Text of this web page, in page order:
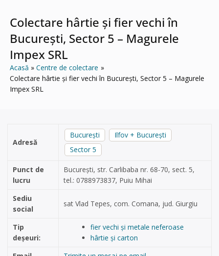
Colectare hârtie și fier vechi în
București, Sector 5 – Magurele
Impex SRL
Acasă
Centre de colectare
Colectare hârtie și fier vechi în București, Sector 5 – Magurele
Impex SRL
Adresă
București
Ilfov + București
Sector 5
Punct de
lucru
București, str. Carlibaba nr. 68-70, sect. 5,
tel.: 0788973837, Puiu Mihai
Sediu
social
sat Vlad Tepes, com. Comana, jud. Giurgiu
Tip
deșeuri:
fier vechi și metale neferoase
hârtie și carton